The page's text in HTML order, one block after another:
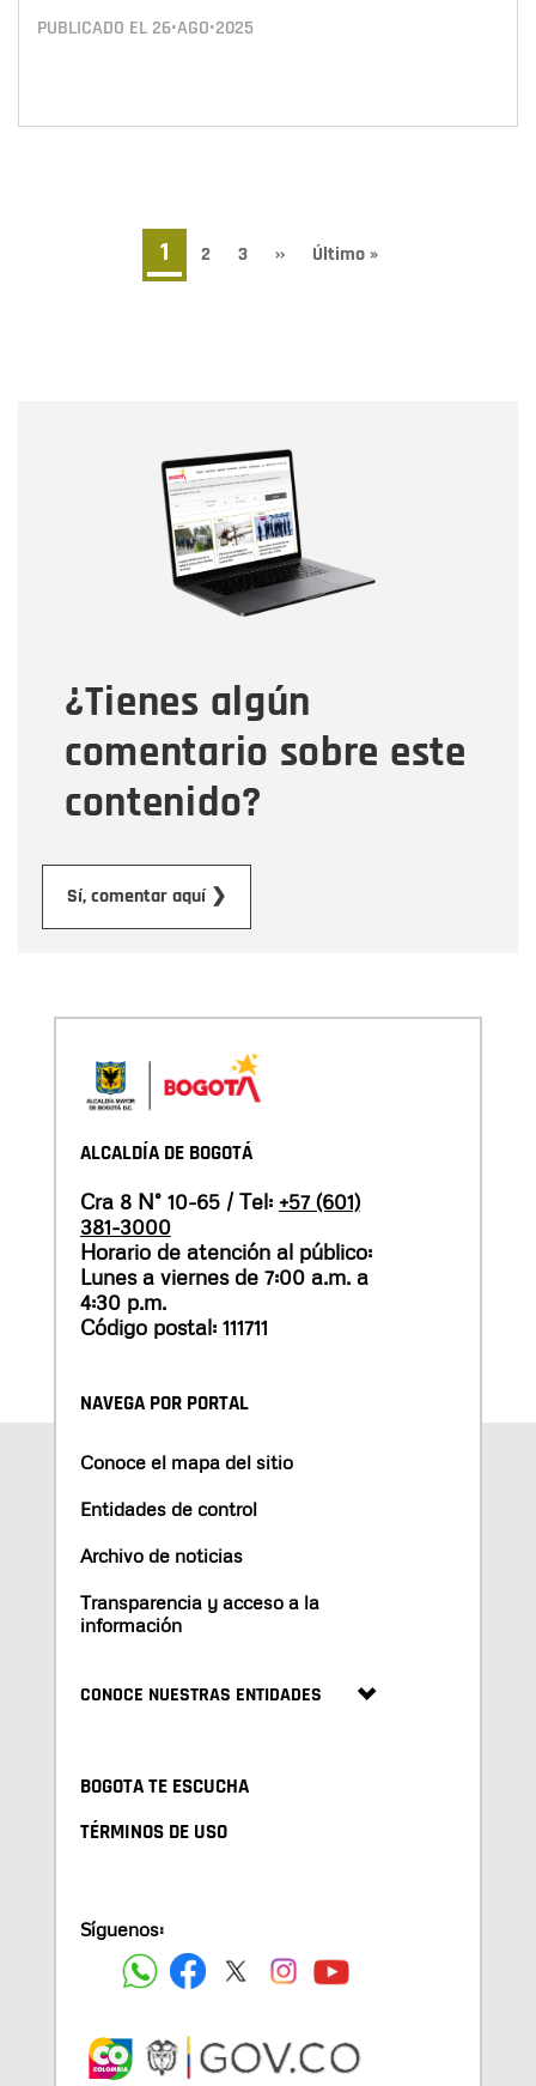
PUBLICADO EL 26•AGO•2025
Página
actual
1 Page
2 Page
3
Siguiente
››
Última
Último »
¿Tienes algún
comentario sobre este
contenido?
Sí, comentar aquí ❯
Correo electrónico
Tipo de comentario
Mensaje
ALCALDÍA DE BOGOTÁ
Cra 8 N° 10-65 / Tel: +57 (601)
381-3000
Horario de atención al público:
Lunes a viernes de 7:00 a.m. a
4:30 p.m.
Código postal: 111711
NAVEGA POR PORTAL
Conoce el mapa del sitio
Entidades de control
Archivo de noticias
Transparencia y acceso a la
información
CONOCE NUESTRAS ENTIDADES
BOGOTA TE ESCUCHA
TÉRMINOS DE USO
Síguenos: